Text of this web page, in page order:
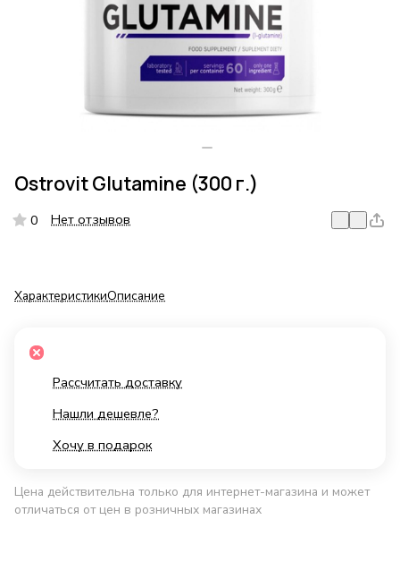
Ostrovit Glutamine (300 г.)
0 Нет отзывов
ХарактеристикиОписание
Рассчитать доставку
Нашли дешевле?
Хочу в подарок
Цена действительна только для интернет-магазина и может
отличаться от цен в розничных магазинах